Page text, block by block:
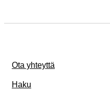
Ota yhteyttä
Haku